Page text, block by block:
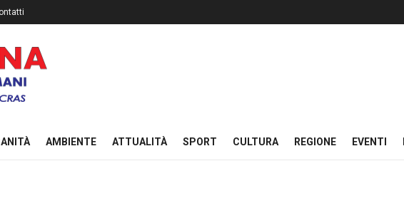
AMBIENTE ATTUALITÀ SPORT CULTURA REGIONE EVENTI